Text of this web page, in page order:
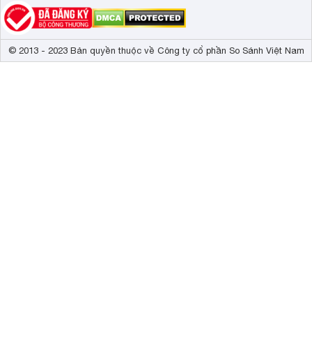
© 2013 - 2023 Bản quyền thuộc về Công ty cổ phần So Sánh Việt Nam